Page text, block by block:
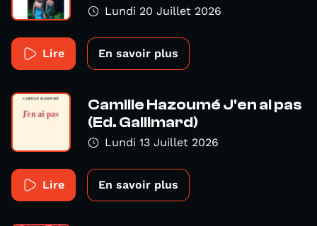
Lundi 20 Juillet 2026
Lire En savoir plus
Camille Hazoumé J'en ai pas
(Ed. Gallimard)
Lundi 13 Juillet 2026
Lire En savoir plus